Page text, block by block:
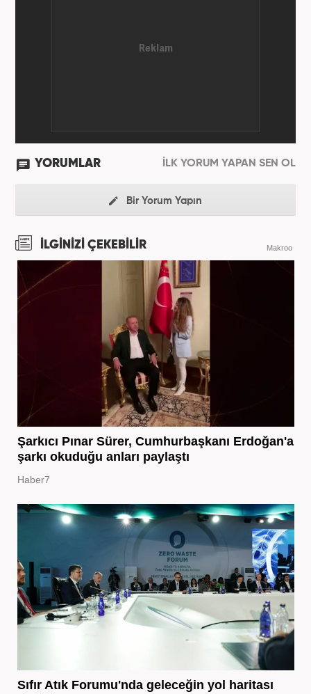
birlikte galeri ve video hazırladı. 2019'un Şubat
YORUMLAR İLK YORUM YAPAN SEN OL
Bir Yorum Yapın
İLGİNİZİ ÇEKEBİLİR Makroo
Şarkıcı Pınar Sürer, Cumhurbaşkanı Erdoğan'a
şarkı okuduğu anları paylaştı
Haber7
Sıfır Atık Forumu'nda geleceğin yol haritası